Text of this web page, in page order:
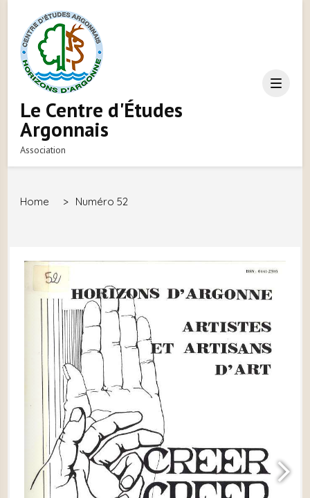
Le Centre d'Études
Argonnais
Association
Home > Numéro 52